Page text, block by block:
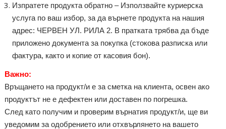
Изпратете продукта обратно – Използвайте куриерска
услуга по ваш избор, за да върнете продукта на нашия
адрес: ЧЕРВЕН УЛ. РИЛА 2. В пратката трябва да бъде
приложено документа за покупка (стокова разписка или
фактура, както и копие от касовия бон).
Важно:
Връщането на продукт/и е за сметка на клиента, освен ако
продуктът не е дефектен или доставен по погрешка.
След като получим и проверим върнатия продукт/и, ще ви
уведомим за одобрението или отхвърлянето на вашето